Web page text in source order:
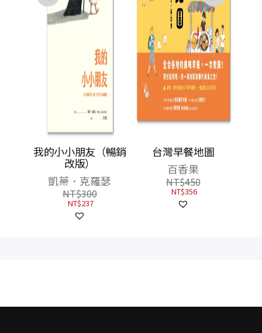
我的小小朋友（暢銷
改版）
凱蒂．克羅瑟
NT$300
NT$237
台灣早餐地圖
百香果
NT$450
NT$356